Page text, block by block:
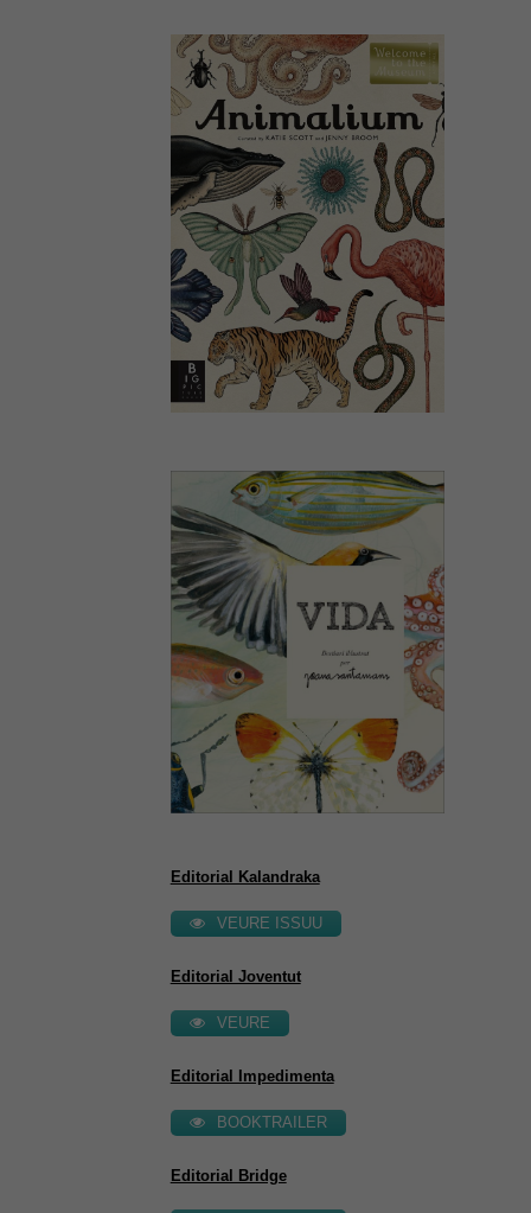
Editorial Kalandraka
VEURE ISSUU
Editorial Joventut
VEURE
Editorial Impedimenta
BOOKTRAILER
Editorial Bridge